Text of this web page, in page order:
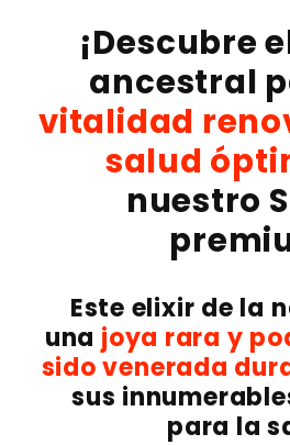
Suplemento
natural
Suplemento
natural
¡Descubre
ancestral
vitalidad
salud
nuestro
Este elixir de la
una joya rara y
sido venerada
sus
para la